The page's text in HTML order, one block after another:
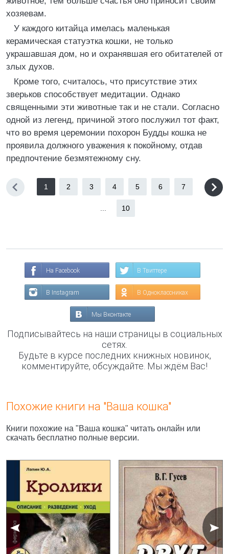
хозяевам.
У каждого китайца имелась маленькая
керамическая статуэтка кошки, не только
украшавшая дом, но и охранявшая его обитателей от
злых духов.
Кроме того, считалось, что присутствие этих
зверьков способствует медитации. Однако
священными эти животные так и не стали. Согласно
одной из легенд, причиной этого послужил тот факт,
что во время церемонии похорон Будды кошка не
проявила должного уважения к покойному, отдав
предпочтение безмятежному сну.
1 2 3 4 5 6 7
10
На Facebook В Твиттере
В Instagram В Одноклассниках
Мы Вконтакте
Подписывайтесь на наши страницы в социальных
сетях.
Будьте в курсе последних книжных новинок,
комментируйте, обсуждайте. Мы ждём Вас!
Похожие книги на "Ваша кошка"
Книги похожие на "Ваша кошка" читать онлайн или
скачать бесплатно полные версии.